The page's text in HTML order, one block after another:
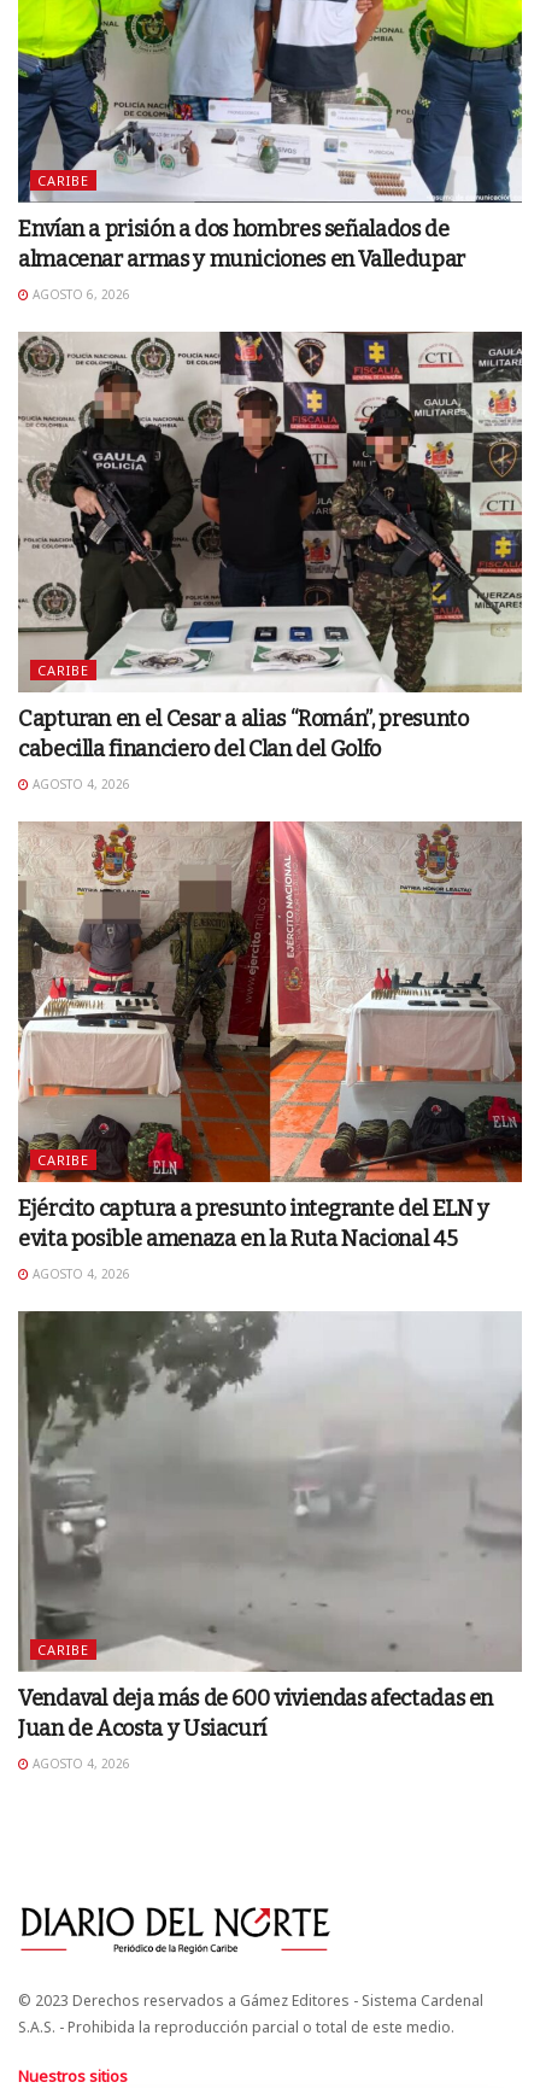
CARIBE
Envían a prisión a dos hombres señalados de
almacenar armas y municiones en Valledupar
AGOSTO 6, 2026
CARIBE
Capturan en el Cesar a alias “Román”, presunto
cabecilla financiero del Clan del Golfo
AGOSTO 4, 2026
CARIBE
Ejército captura a presunto integrante del ELN y
evita posible amenaza en la Ruta Nacional 45
AGOSTO 4, 2026
CARIBE
Vendaval deja más de 600 viviendas afectadas en
Juan de Acosta y Usiacurí
AGOSTO 4, 2026
© 2023 Derechos reservados a Gámez Editores - Sistema Cardenal
S.A.S. - Prohibida la reproducción parcial o total de este medio.
Nuestros sitios